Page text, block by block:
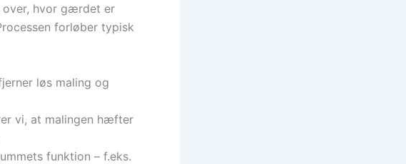
over, hvor gærdet er
forløber typisk
løs maling og
vi, at malingen hæfter
funktion – f.eks.